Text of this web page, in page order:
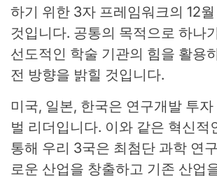
하기 위한 3자 프레임워크의 12
것입니다. 공통의 목적으로 하나
선도적인 학술 기관의 힘을 활용
전 방향을 밝힐 것입니다.
미국, 일본, 한국은 연구개발 투자
벌 리더입니다. 이와 같은 혁신적
통해 우리 3국은 최첨단 과학 연
로운 산업을 창출하고 기존 산업